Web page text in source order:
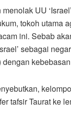
UU
tokoh utama
ini. Sebab
sebagai
dengan
tafsir Taurat ke